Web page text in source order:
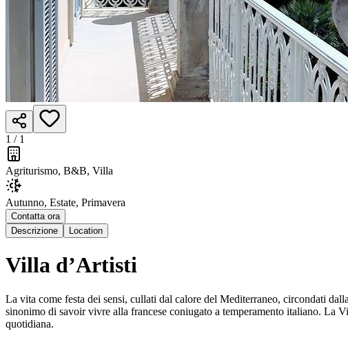
1 / 1
Agriturismo, B&B, Villa
Autunno, Estate, Primavera
Contatta ora
Descrizione
Location
Villa d’Artisti
La vita come festa dei sensi, cullati dal calore del Mediterraneo, circondati
sinonimo di savoir vivre alla francese coniugato a temperamento italiano. La
quotidiana.